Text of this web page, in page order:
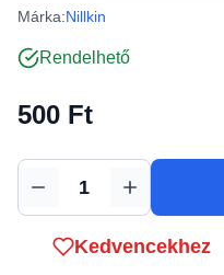
Márka:Nillkin
Rendelhető
500 Ft
Mennyiség
Kedvencekhez